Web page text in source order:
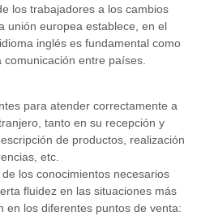
los trabajadores a los cambios
unión europea establece, en el
inglés es fundamental como
entre países.
para atender correctamente a
tanto en su recepción y
de productos, realización
etc.
los conocimientos necesarios
fluidez en las situaciones más
en los diferentes puntos de venta: